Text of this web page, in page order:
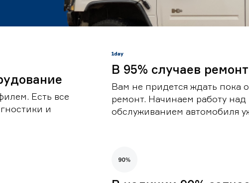
Есть все
и
В 95% случаев
Вам не придется ждать пока
ремонт. Начинаем работу
обслуживанием автомобиля